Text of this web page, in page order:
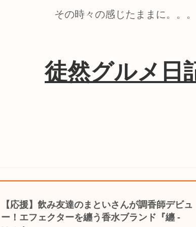
その時々の感じたままに。。。
徒然グルメ日
【応援】飲み友達のまといさんが調香師デビュ
ー！エフェクターを纏う香水ブランド『纏 -